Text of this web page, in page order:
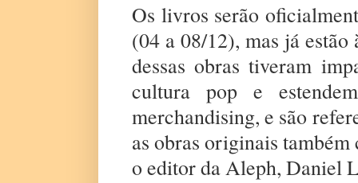
Os livros serão
(04 a 08/12), mas já
dessas obras tiveram
cultura pop e
merchandising, e são
as obras originais
o editor da Aleph, Daniel